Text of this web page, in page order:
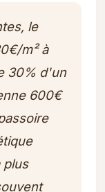
le
m² à
30% d'un
600€
plus